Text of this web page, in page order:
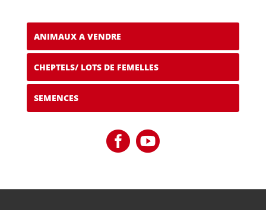
ANIMAUX A VENDRE
CHEPTELS/ LOTS DE FEMELLES
SEMENCES